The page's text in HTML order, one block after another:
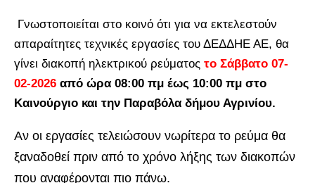
Γνωστοποιείται στο κοινό ότι για να εκτελεστούν
απαραίτητες τεχνικές εργασίες του ΔΕΔΔΗΕ ΑΕ, θα
γίνει διακοπή ηλεκτρικού ρεύματος το Σάββατο 07-
02-2026 από ώρα 08:00 πμ έως 10:00 πμ στο
Καινούργιο και την Παραβόλα δήμου Αγρινίου.
Αν οι εργασίες τελειώσουν νωρίτερα το ρεύμα θα
ξαναδοθεί πριν από το χρόνο λήξης των διακοπών
που αναφέρονται πιο πάνω.